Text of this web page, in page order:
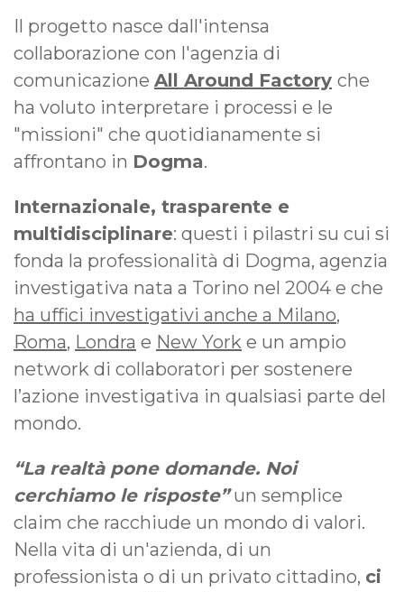
Il progetto nasce dall'intensa
collaborazione con l'agenzia di
comunicazione All Around Factory che
ha voluto interpretare i processi e le
"missioni" che quotidianamente si
affrontano in Dogma.
Internazionale, trasparente e
multidisciplinare: questi i pilastri su cui si
fonda la professionalità di Dogma, agenzia
investigativa nata a Torino nel 2004 e che
ha uffici investigativi anche a Milano,
Roma, Londra e New York e un ampio
network di collaboratori per sostenere
l’azione investigativa in qualsiasi parte del
mondo.
“La realtà pone domande. Noi
cerchiamo le risposte”un semplice
claim che racchiude un mondo di valori.
Nella vita di un'azienda, di un
professionista o di un privato cittadino, ci